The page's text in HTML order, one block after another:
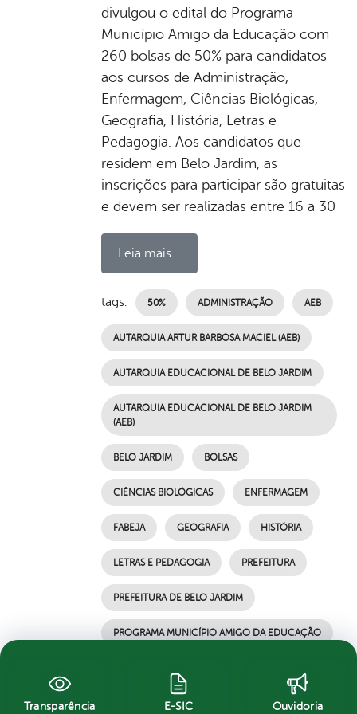
divulgou o edital do Programa
Município Amigo da Educação com
260 bolsas de 50% para candidatos
aos cursos de Administração,
Enfermagem, Ciências Biológicas,
Geografia, História, Letras e
Pedagogia. Aos candidatos que
residem em Belo Jardim, as
inscrições para participar são gratuitas
e devem ser realizadas entre 16 a 30
Leia mais...
tags: 50% ADMINISTRAÇÃO AEB
AUTARQUIA ARTUR BARBOSA MACIEL (AEB)
AUTARQUIA EDUCACIONAL DE BELO JARDIM
AUTARQUIA EDUCACIONAL DE BELO JARDIM
(AEB)
BELO JARDIM BOLSAS
CIÊNCIAS BIOLÓGICAS ENFERMAGEM
FABEJA GEOGRAFIA HISTÓRIA
LETRAS E PEDAGOGIA PREFEITURA
PREFEITURA DE BELO JARDIM
PROGRAMA MUNICÍPIO AMIGO DA EDUCAÇÃO
última modificação em 22/06/2021 17h26
Transparência
E-SIC Ouvidoria